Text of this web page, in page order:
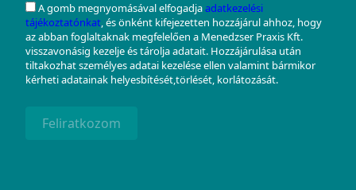
A gomb megnyomásával elfogadjaadatkezelési
tájékoztatónkat, és önként kifejezetten hozzájárul ahhoz, hogy
az abban foglaltaknak megfelelően a Menedzser Praxis Kft.
visszavonásig kezelje és tárolja adatait. Hozzájárulása után
tiltakozhat személyes adatai kezelése ellen valamint bármikor
kérheti adatainak helyesbítését,törlését, korlátozását.
Feliratkozom